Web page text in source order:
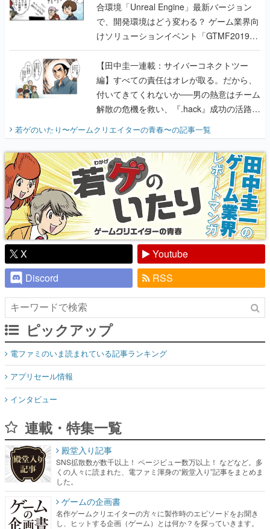
合環境「Unreal Engine」最新バージョン
で、開発環境はどう変わる？ ゲーム業界向
けソリューションイベント「GTMF2019」
に行って、より理解を深めよう【PR】
【田中圭一連載：サイバーコネクトツー
編】すべての責任はオレが取る。だから、
付いてきてくれないか──男の熱意はチーム
解散の危機を救い、『.hack』成功の活路を
開く。業界の快男児・松山 洋に流れる血は
『少年ジャンプ』色だった【若ゲのいた
り】
若ゲのいたり〜ゲームクリエイターの青春〜の記事一覧
X
Youtube
Discord
RSS
ピックアップ
電ファミのいま読まれている記事ランキング
アプリセール情報
インタビュー
連載・特集一覧
殿堂入り記事
SNS拡散数が数千以上！ ページビュー数万以上！ などなど。多
くの人々に読まれた、電ファミ渾身の“殿堂入り”記事をまとめま
した。
ゲームの企画書
名作ゲームクリエイターの方々に製作時のエピソードをお聞き
し、ヒットする企画（ゲーム）とは何か？を探っていきます。